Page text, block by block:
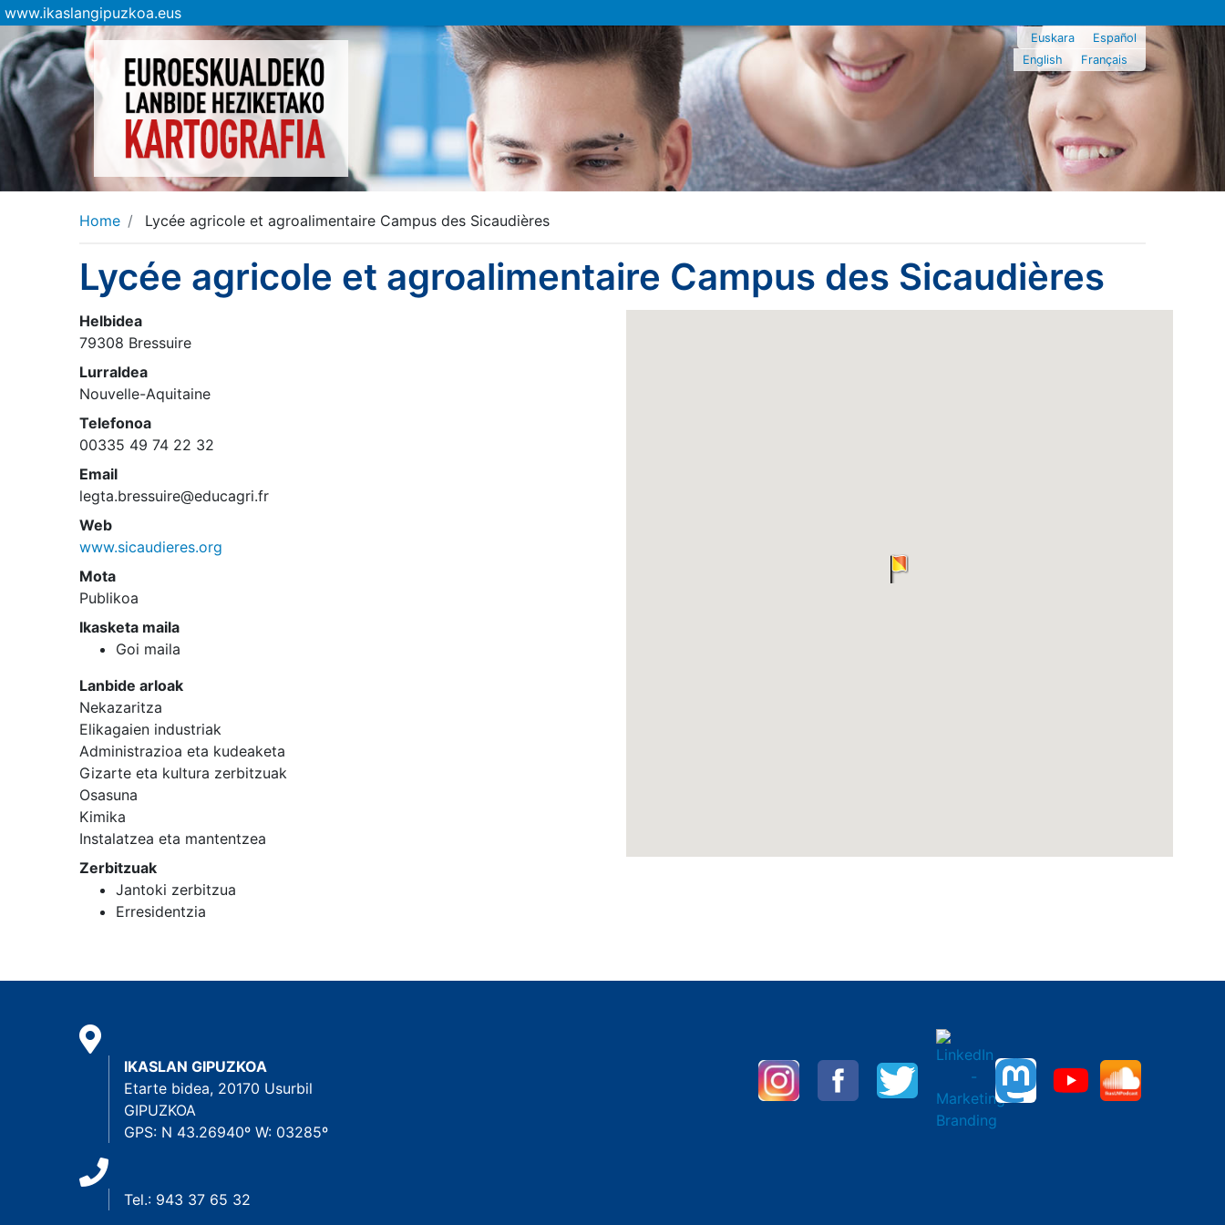
www.ikaslangipuzkoa.eus
Euskara
Español
English
Français
Home Lycée agricole et agroalimentaire Campus des Sicaudières
Lycée agricole et agroalimentaire Campus des Sicaudières
Helbidea
79308 Bressuire
Lurraldea
Nouvelle-Aquitaine
Telefonoa
00335 49 74 22 32
Email
legta.bressuire@educagri.fr
Web
www.sicaudieres.org
Mota
Publikoa
Ikasketa maila
Goi maila
Lanbide arloak
Nekazaritza
Elikagaien industriak
Administrazioa eta kudeaketa
Gizarte eta kultura zerbitzuak
Osasuna
Kimika
Instalatzea eta mantentzea
Zerbitzuak
Jantoki zerbitzua
Erresidentzia
IKASLAN GIPUZKOA
Etarte bidea, 20170 Usurbil
GIPUZKOA
GPS: N 43.26940º W: 03285º
Tel.: 943 37 65 32